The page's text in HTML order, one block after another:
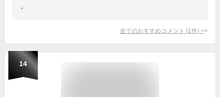
。
全てのおすすめコメント (1 件) >
14